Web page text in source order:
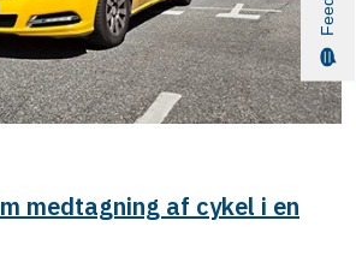
medtagning af cykel i en